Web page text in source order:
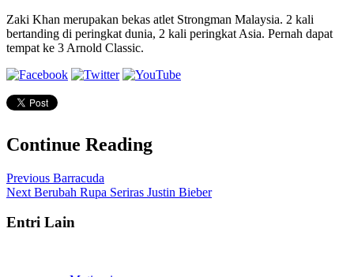
Zaki Khan merupakan bekas atlet Strongman Malaysia. 2 kali
bertanding di peringkat dunia, 2 kali peringkat Asia. Pernah dapat
tempat ke 3 Arnold Classic.
Continue Reading
Previous Barracuda
Next Berubah Rupa Seriras Justin Bieber
Entri Lain